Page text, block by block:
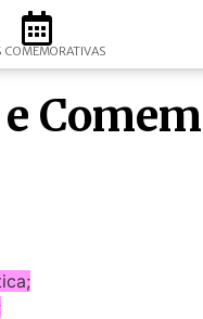
COMEMORATIVAS